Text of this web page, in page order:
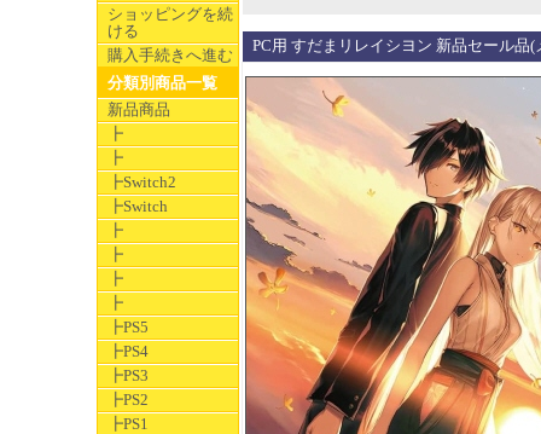
ショッピングを続
ける
購入手続きへ進む
分類別商品一覧
新品商品
┣
┣
┣Switch2
┣Switch
┣
┣
┣
┣
┣PS5
┣PS4
┣PS3
┣PS2
┣PS1
PC用 すだまリレイシヨン 新品セール品